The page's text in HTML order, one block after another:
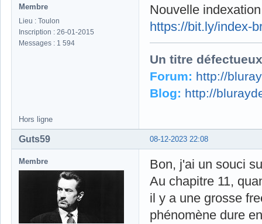
Membre
Lieu : Toulon
Inscription : 26-01-2015
Messages : 1 594
Nouvelle
https://bit.ly/index-
Un titre
Forum: http://
Blog: http://
Hors ligne
08-12-2023 22:08
Guts59
Membre
Bon, j'ai un souci
Au chapitre 11,
il y a une grosse
phénomène dure